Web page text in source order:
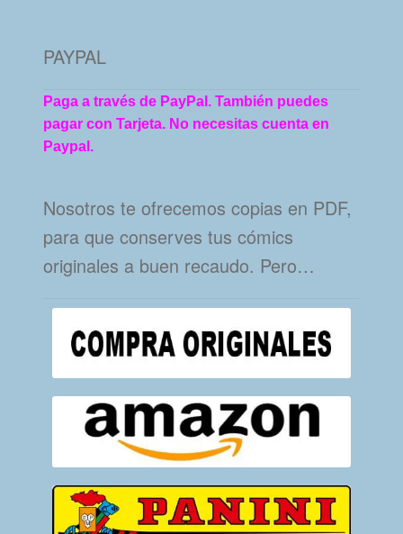
PAYPAL
Paga a través de PayPal. También puedes
pagar con Tarjeta. No necesitas cuenta en
Paypal.
Nosotros te ofrecemos copias en PDF,
para que conserves tus cómics
originales a buen recaudo. Pero…